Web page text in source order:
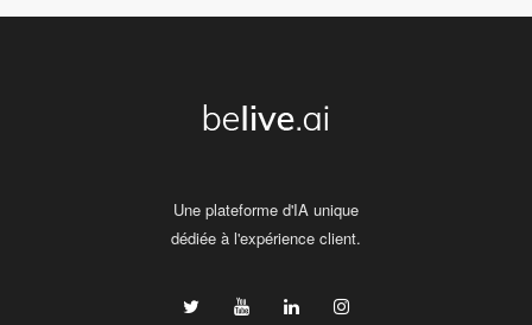
Une plateforme d'IA unique
dédiée à l'expérience client.